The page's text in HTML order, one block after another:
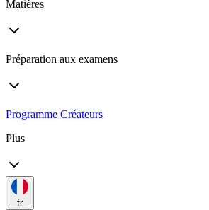
Matières
Préparation aux examens
Programme Créateurs
Plus
fr